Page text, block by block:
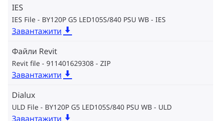
IES
IES File - BY120P G5 LED105S/840 PSU WB IES
Завантажити
Файли Revit
Revit file - 911401629308 ZIP
Завантажити
Dialux
ULD File - BY120P G5 LED105S/840 PSU WB ULD
Завантажити